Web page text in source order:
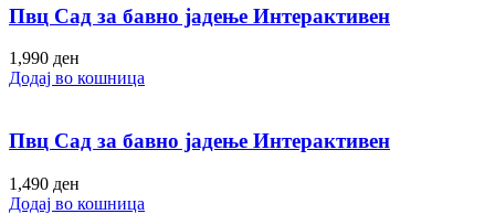
Пвц Сад за бавно јадење Интерактивен
1,990 ден
Додај во кошница
Пвц Сад за бавно јадење Интерактивен
1,490 ден
Додај во кошница